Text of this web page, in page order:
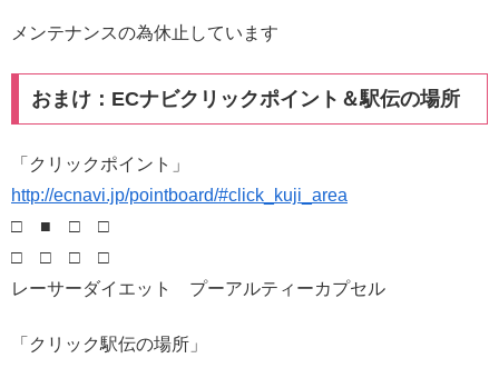
メンテナンスの為休止しています
おまけ：ECナビクリックポイント＆駅伝の場所
「クリックポイント」
http://ecnavi.jp/pointboard/#click_kuji_area
□ ■ □ □
□ □ □ □
レーサーダイエット プーアルティーカプセル
「クリック駅伝の場所」